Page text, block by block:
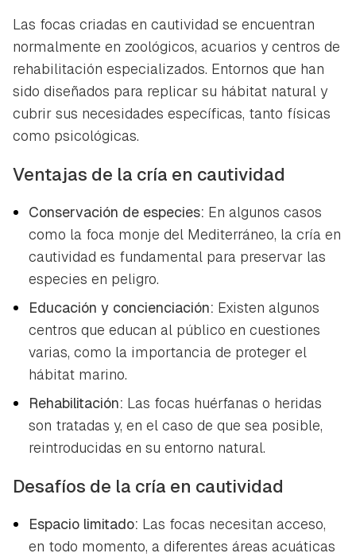
Las focas criadas en cautividad se encuentran
normalmente en zoológicos, acuarios y centros de
rehabilitación especializados. Entornos que han
sido diseñados para replicar su hábitat natural y
cubrir sus necesidades específicas, tanto físicas
como psicológicas.
Ventajas de la cría en cautividad
Conservación de especies: En algunos casos
como la foca monje del Mediterráneo, la cría en
cautividad es fundamental para preservar las
especies en peligro.
Educación y concienciación: Existen algunos
centros que educan al público en cuestiones
varias, como la importancia de proteger el
hábitat marino.
Rehabilitación: Las focas huérfanas o heridas
son tratadas y, en el caso de que sea posible,
reintroducidas en su entorno natural.
Desafíos de la cría en cautividad
Espacio limitado: Las focas necesitan acceso,
en todo momento, a diferentes áreas acuáticas